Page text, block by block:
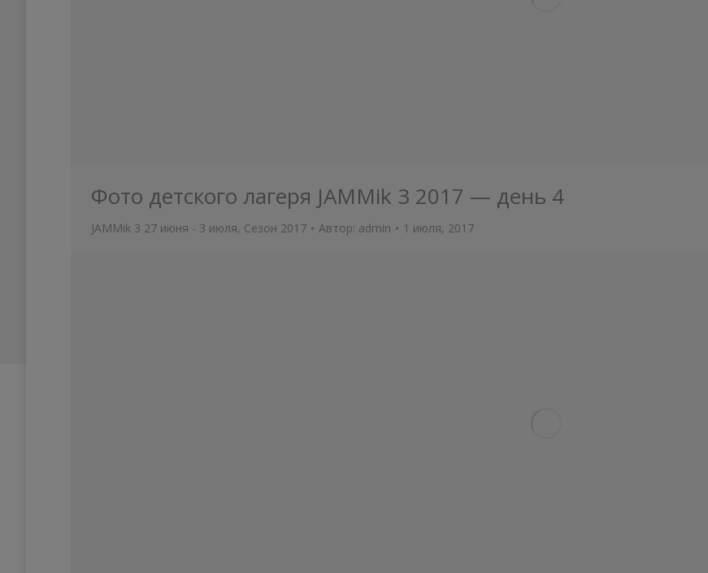
Фото детского лагеря JAMMik 3 2017 — день 4
JAMMik 3 27 июня - 3 июля, Сезон 2017 Автор: admin 1 июля, 2017